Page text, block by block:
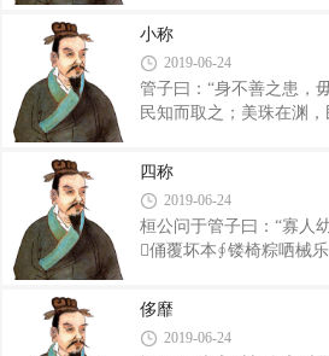
其诚也以守战。如此，则
有訾程事律，论法辟、衡
论，
兴利除害，正民之德，
于贤人。其从义理兆形
处，违是非之分，则赏罚
国都立矣。是故国之所
所以为君者，赏罚以
教，而民可使居治、战胜
不给也；罚虐，则下不信
小称
2019-06-24
管子曰：“身不善之患，
民知而取之；美珠在渊
善。故我有善，则立誉我
之毁誉也，则莫归问于家
人，无不强也；操名去人
侯，民皆操名而去之，
民。在于身者孰为利？
恶，以来美名，又可得乎
能也，毛嫱、西施，天下
四称
2019-06-24
桓公问于管子曰：“寡人
俑覆坏本∮镂椅粽哂械
治试唬骸爸俑福讶擞兹
俑覆坏本「嫖椅粽哂械
唬骸耙奈嵛胖谛觳唬
侈靡
2019-06-24